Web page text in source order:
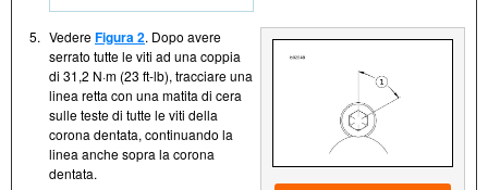
5. VedereFigura 2. Dopo avere
serrato tutte le viti ad una coppia
di 31,2 N·m (23 ft- lb), tracciare una
linea retta con una matita di cera
sulle teste di tutte le viti della
corona dentata, continuando la
linea anche sopra la corona
dentata.